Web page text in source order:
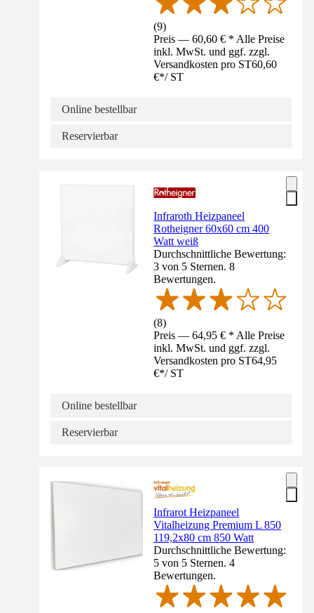
(9)
Preis — 60,60 € * Alle Preise
inkl. MwSt. und ggf. zzgl.
Versandkosten pro ST60,60
€*/ ST
Online bestellbar
Reservierbar
Infraroth Heizpaneel
Rotheigner 60x60 cm 400
Watt weiß
Durchschnittliche Bewertung:
3 von 5 Sternen. 8
Bewertungen.
(8)
Preis — 64,95 € * Alle Preise
inkl. MwSt. und ggf. zzgl.
Versandkosten pro ST64,95
€*/ ST
Online bestellbar
Reservierbar
Infrarot Heizpaneel
Vitalheizung Premium L 850
119,2x80 cm 850 Watt
Durchschnittliche Bewertung:
5 von 5 Sternen. 4
Bewertungen.